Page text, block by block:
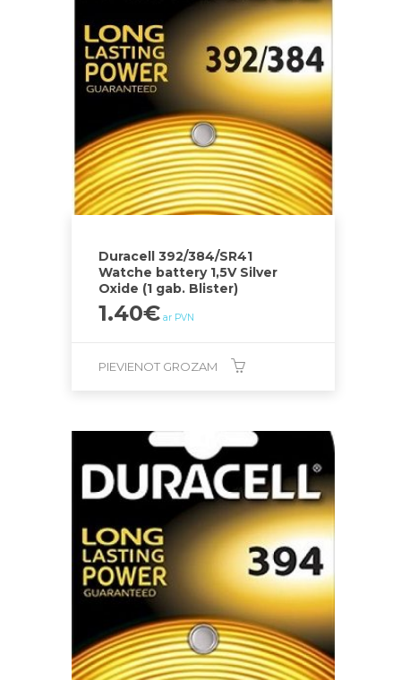
Duracell 392/384/SR41
Watche battery 1,5V Silver
Oxide (1 gab. Blister)
1.40€ ar PVN
PIEVIENOT GROZAM